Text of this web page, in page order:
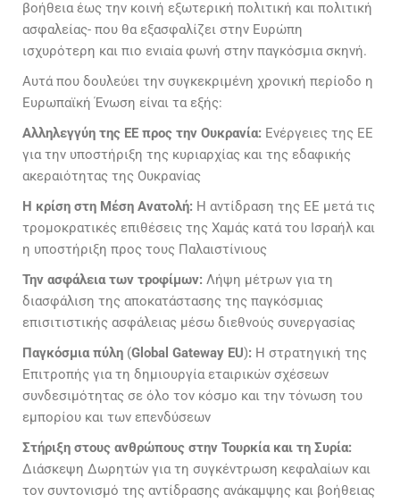
βοήθεια έως την κοινή εξωτερική πολιτική και πολιτική
ασφαλείας- που θα εξασφαλίζει στην Ευρώπη
ισχυρότερη και πιο ενιαία φωνή στην παγκόσμια σκηνή.
Αυτά που δουλεύει την συγκεκριμένη χρονική περίοδο η
Ευρωπαϊκή Ένωση είναι τα εξής:
Αλληλεγγύη της ΕΕ προς την Ουκρανία: Ενέργειες της ΕΕ
για την υποστήριξη της κυριαρχίας και της εδαφικής
ακεραιότητας της Ουκρανίας
Η κρίση στη Μέση Ανατολή: Η αντίδραση της ΕΕ μετά τις
τρομοκρατικές επιθέσεις της Χαμάς κατά του Ισραήλ και
η υποστήριξη προς τους Παλαιστίνιους
Την ασφάλεια των τροφίμων: Λήψη μέτρων για τη
διασφάλιση της αποκατάστασης της παγκόσμιας
επισιτιστικής ασφάλειας μέσω διεθνούς συνεργασίας
Παγκόσμια πύλη (Global Gateway EU): Η στρατηγική της
Επιτροπής για τη δημιουργία εταιρικών σχέσεων
συνδεσιμότητας σε όλο τον κόσμο και την τόνωση του
εμπορίου και των επενδύσεων
Στήριξη στους ανθρώπους στην Τουρκία και τη Συρία:
Διάσκεψη Δωρητών για τη συγκέντρωση κεφαλαίων και
τον συντονισμό της αντίδρασης ανάκαμψης και βοήθειας